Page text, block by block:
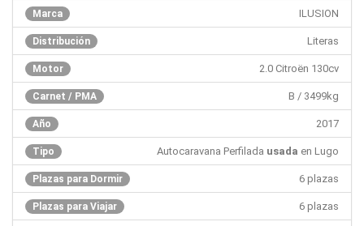
Marca ILUSION
Distribución Literas
Motor 2.0 Citroën 130cv
Carnet / PMA B / 3499kg
Año 2017
Tipo Autocaravana Perfilada usada en Lugo
Plazas para Dormir 6 plazas
Plazas para Viajar 6 plazas